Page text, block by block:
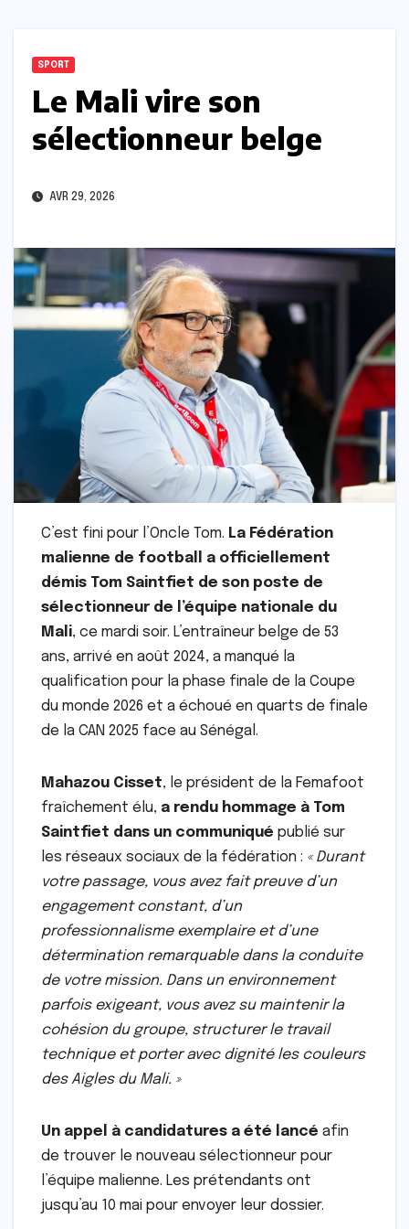
SPORT
Le Mali vire son
sélectionneur belge
AVR 29, 2026
C’est fini pour l’Oncle Tom. La Fédération
malienne de football a officiellement
démis Tom Saintfiet de son poste de
sélectionneur de l’équipe nationale du
Mali, ce mardi soir. L’entraîneur belge de 53
ans, arrivé en août 2024, a manqué la
qualification pour la phase finale de la Coupe
du monde 2026 et a échoué en quarts de finale
de la CAN 2025 face au Sénégal.
Mahazou Cisset, le président de la Femafoot
fraîchement élu, a rendu hommage à Tom
Saintfiet dans un communiqué publié sur
les réseaux sociaux de la fédération : « Durant
votre passage, vous avez fait preuve d’un
engagement constant, d’un
professionnalisme exemplaire et d’une
détermination remarquable dans la conduite
de votre mission. Dans un environnement
parfois exigeant, vous avez su maintenir la
cohésion du groupe, structurer le travail
technique et porter avec dignité les couleurs
des Aigles du Mali. »
Un appel à candidatures a été lancé afin
de trouver le nouveau sélectionneur pour
l’équipe malienne. Les prétendants ont
jusqu’au 10 mai pour envoyer leur dossier.